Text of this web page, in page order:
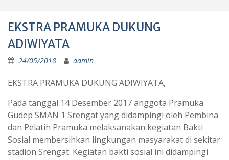
EKSTRA PRAMUKA DUKUNG
ADIWIYATA
24/05/2018 admin
EKSTRA PRAMUKA DUKUNG ADIWIYATA,
Pada tanggal 14 Desember 2017 anggota Pramuka
Gudep SMAN 1 Srengat yang didampingi oleh Pembina
dan Pelatih Pramuka melaksanakan kegiatan Bakti
Sosial membersihkan lingkungan masyarakat di sekitar
stadion Srengat. Kegiatan bakti sosial ini didampingi